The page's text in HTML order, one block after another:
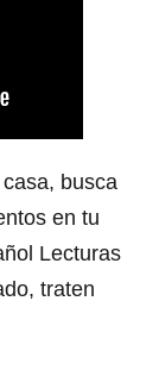
busca
en tu
Lecturas
traten